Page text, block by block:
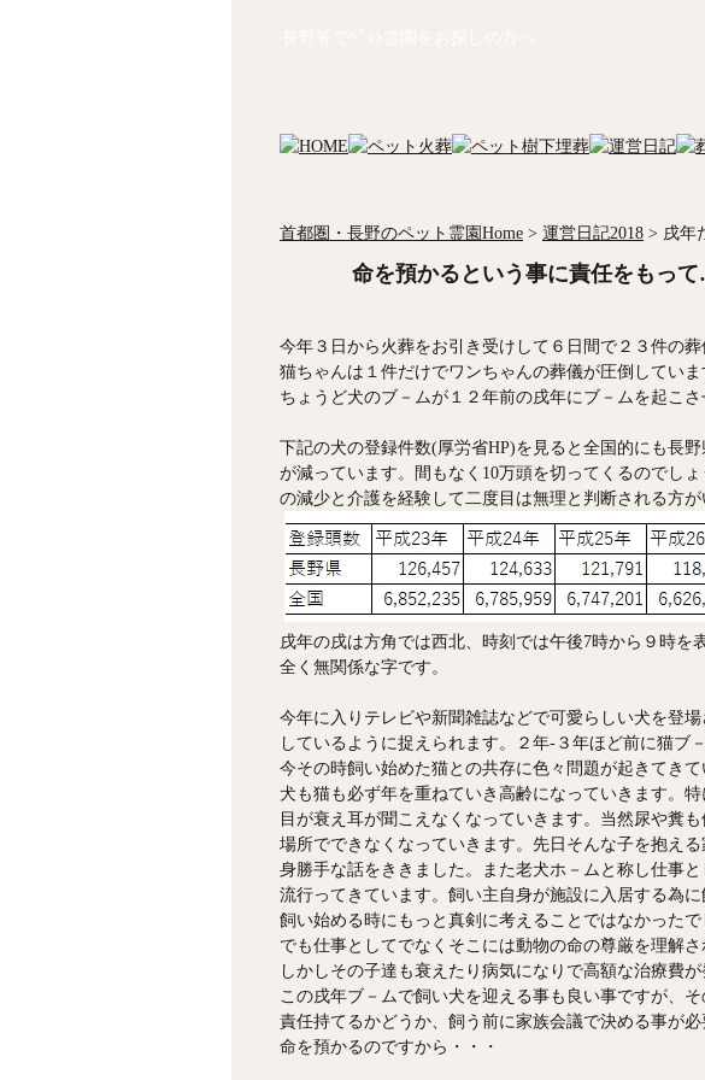
首都圏・長野のペット霊園Home > 運営日記2018 > 戌年
命を預かるという事に責任をもっ
今年３日から火葬をお引き受けして６日間で２３件の
猫ちゃんは１件だけでワンちゃんの葬儀が圧倒していま
ちょうど犬のブ－ムが１２年前の戌年にブ－ムを起こさ
下記の犬の登録件数(厚労省HP)を見ると全国的にも長野
が減っています。間もなく10万頭を切ってくるのでし
の減少と介護を経験して二度目は無理と判断される方が
戌年の戌は方角では西北、時刻では午後7時から９時を
全く無関係な字です。
今年に入りテレビや新聞雑誌などで可愛らしい犬を登
しているように捉えられます。２年-３年ほど前に猫ブ
今その時飼い始めた猫との共存に色々問題が起きてきて
犬も猫も必ず年を重ねていき高齢になっていきます。
目が衰え耳が聞こえなくなっていきます。当然尿や糞
場所でできなくなっていきます。先日そんな子を抱え
身勝手な話をききました。また老犬ホ－ムと称し仕事
流行ってきています。飼い主自身が施設に入居する為
飼い始める時にもっと真剣に考えることではなかったで
でも仕事としてでなくそこには動物の命の尊厳を理解
しかしその子達も衰えたり病気になりで高額な治療費が
この戌年ブ－ムで飼い犬を迎える事も良い事ですが、
責任持てるかどうか、飼う前に家族会議で決める事が必
命を預かるのですから・・・